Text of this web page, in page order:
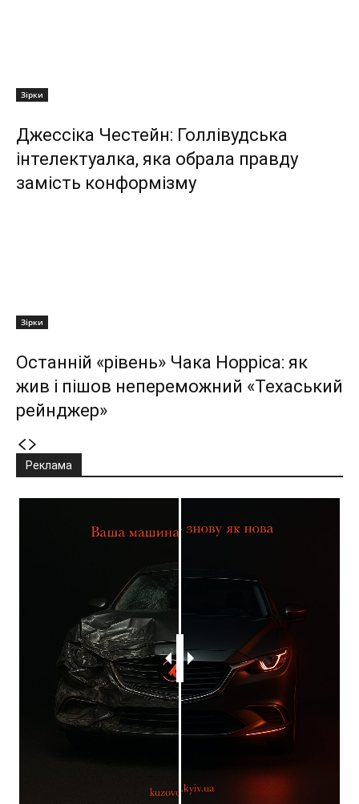
Зірки
Джессіка Честейн: Голлівудська
інтелектуалка, яка обрала правду
замість конформізму
Зірки
Останній «рівень» Чака Норріса: як
жив і пішов непереможний «Техаський
рейнджер»
Реклама